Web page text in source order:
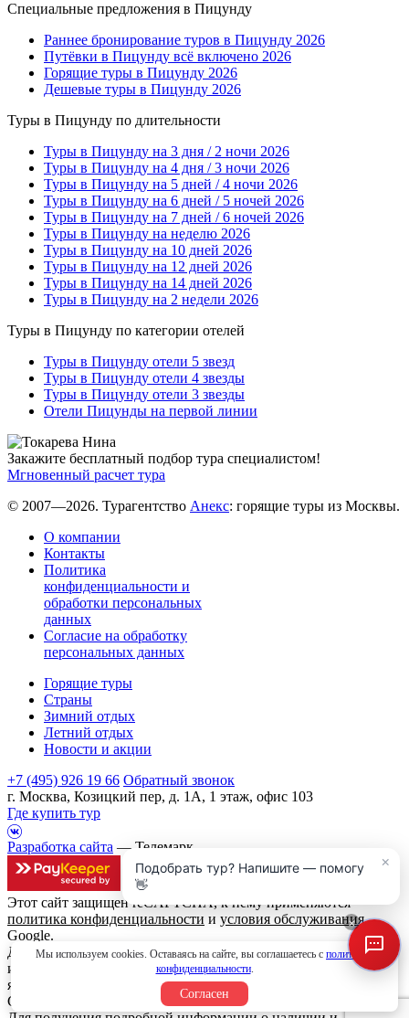
Специальные предложения в Пицунду
Раннее бронирование туров в Пицунду 2026
Путёвки в Пицунду всё включено 2026
Горящие туры в Пицунду 2026
Дешевые туры в Пицунду 2026
Туры в Пицунду по длительности
Туры в Пицунду на 3 дня / 2 ночи 2026
Туры в Пицунду на 4 дня / 3 ночи 2026
Туры в Пицунду на 5 дней / 4 ночи 2026
Туры в Пицунду на 6 дней / 5 ночей 2026
Туры в Пицунду на 7 дней / 6 ночей 2026
Туры в Пицунду на неделю 2026
Туры в Пицунду на 10 дней 2026
Туры в Пицунду на 12 дней 2026
Туры в Пицунду на 14 дней 2026
Туры в Пицунду на 2 недели 2026
Туры в Пицунду по категории отелей
Туры в Пицунду отели 5 звезд
Туры в Пицунду отели 4 звезды
Туры в Пицунду отели 3 звезды
Отели Пицунды на первой линии
Закажите бесплатный подбор тура специалистом!
Мгновенный расчет тура
© 2007—2026. Турагентство Анекс: горящие туры из Москвы.
О компании
Контакты
Политика
конфиденциальности и
обработки персональных
данных
Согласие на обработку
персональных данных
Горящие туры
Страны
Зимний отдых
Летний отдых
Новости и акции
+7 (495) 926 19 66 Обратный звонок
г. Москва, Козицкий пер, д. 1А, 1 этаж, офис 103
Где купить тур
Разработка сайта — Телемарк
Этот сайт защищен reCAPTCHA, к нему применяются
политика конфиденциальности и условия обслуживания
Google.
Данный интернет сайт носит исключительно
информационный характер и вся информация на нем не
является публичной офертой, определяемой положениями
Статьи 437 (2) Гражданского кодекса Российской Федерации.
Мы используем cookies. Оставаясь на сайте, вы соглашаетесь с политикой
конфиденциальности.
Согласен
×
Подобрать тур? Напишите — помогу
👋
×